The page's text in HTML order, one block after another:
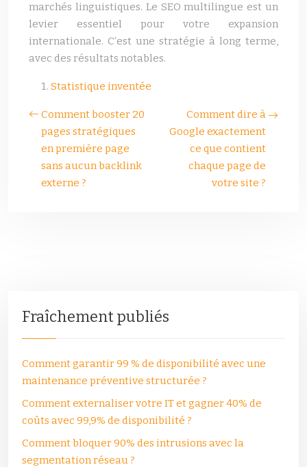
marchés linguistiques. Le SEO multilingue est un
levier essentiel pour votre expansion
internationale. C’est une stratégie à long terme,
avec des résultats notables.
Statistique inventée
Comment booster 20
pages stratégiques
en première page
sans aucun backlink
externe ?
Comment dire à
Google exactement
ce que contient
chaque page de
votre site ?
Fraîchement publiés
Comment garantir 99 % de disponibilité avec une
maintenance préventive structurée ?
Comment externaliser votre IT et gagner 40% de
coûts avec 99,9% de disponibilité ?
Comment bloquer 90% des intrusions avec la
segmentation réseau ?